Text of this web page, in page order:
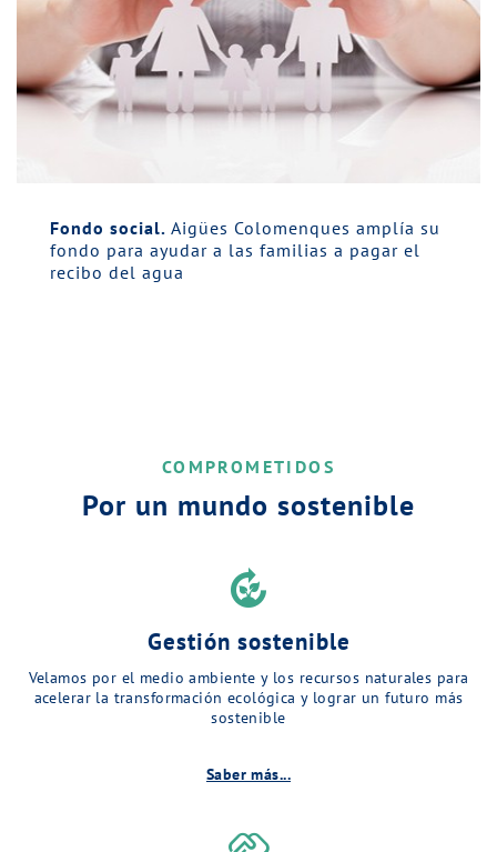
Fondo social. Aigües Colomenques amplía su
fondo para ayudar a las familias a pagar el
recibo del agua
COMPROMETIDOS
Por un mundo sostenible
compost
Gestión sostenible
Velamos por el medio ambiente y los recursos naturales para
acelerar la transformación ecológica y lograr un futuro más
sostenible
Saber más...